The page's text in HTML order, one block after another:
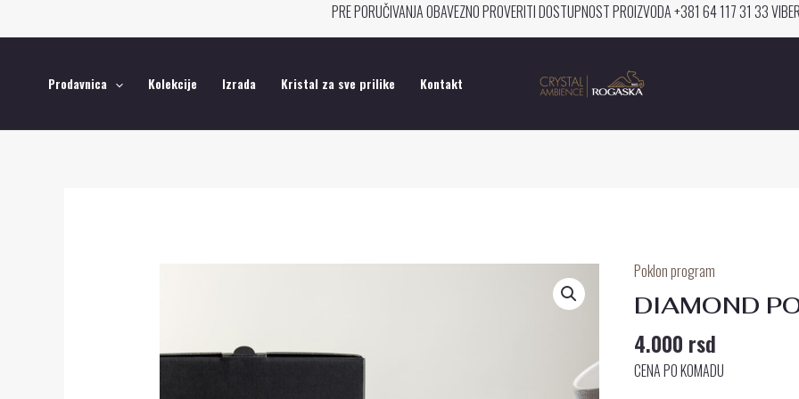
na
PRE PORUČIVANJA OBAVEZNO PROVERITI DOSTUPNOST PROIZVODA +381 64 117 31 33
Prodavnica Kolekcije Izrada Kristal za sve prilike Kontakt
Poklon program
DIAMOND
4.000 rsd
CENA PO KOMADU
DIAMOND
POKLON
ZA
ČAJ